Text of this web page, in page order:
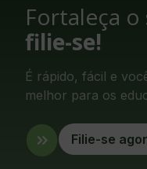
Fortaleça
filie-se!
É rápido, fácil e
melhor para os
Filie-se